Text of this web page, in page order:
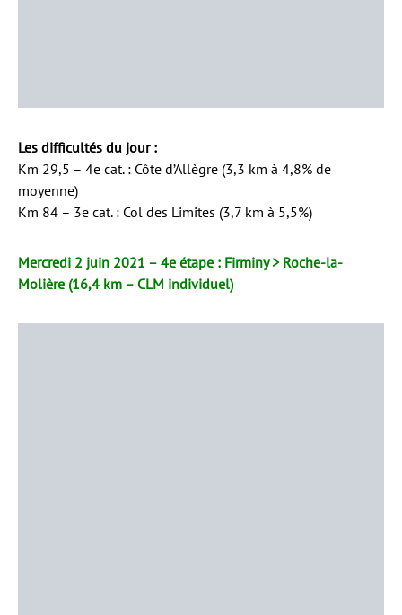
Les difficultés du jour :
Km 29,5 – 4e cat. : Côte d’Allègre (3,3 km à 4,8% de
moyenne)
Km 84 – 3e cat. : Col des Limites (3,7 km à 5,5%)
Mercredi 2 juin 2021 – 4e étape : Firminy > Roche-la-
Molière (16,4 km – CLM individuel)